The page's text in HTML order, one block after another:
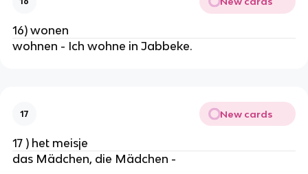
16) wonen
wohnen - Ich wohne in Jabbeke.
17 New cards
17 ) het meisje
das Mädchen, die Mädchen -